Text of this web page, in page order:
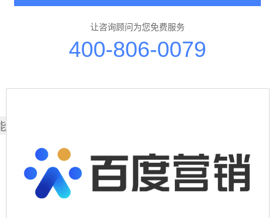
让咨询顾问为您免费服务
400-806-0079
喜欢